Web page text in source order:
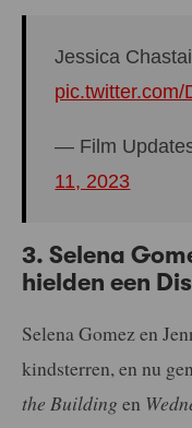
Jessica
pic.twitter.com/
— Film
11, 2023
3. Selena
hielden een
Selena Gomez en
kindsterren, en nu
the Building en